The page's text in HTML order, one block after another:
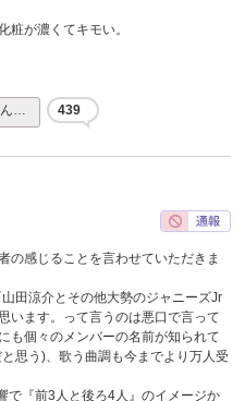
粧が濃くてキモい。
ん… 439
の感じることを言わせていただきま
田涼介とその他大勢のジャニーズJr
います。って言うのは悪口で言って
も個々のメンバーの名前が知られて
思う)、歌う曲調も今までより万人受
で『前3人と後ろ4人』のイメージか